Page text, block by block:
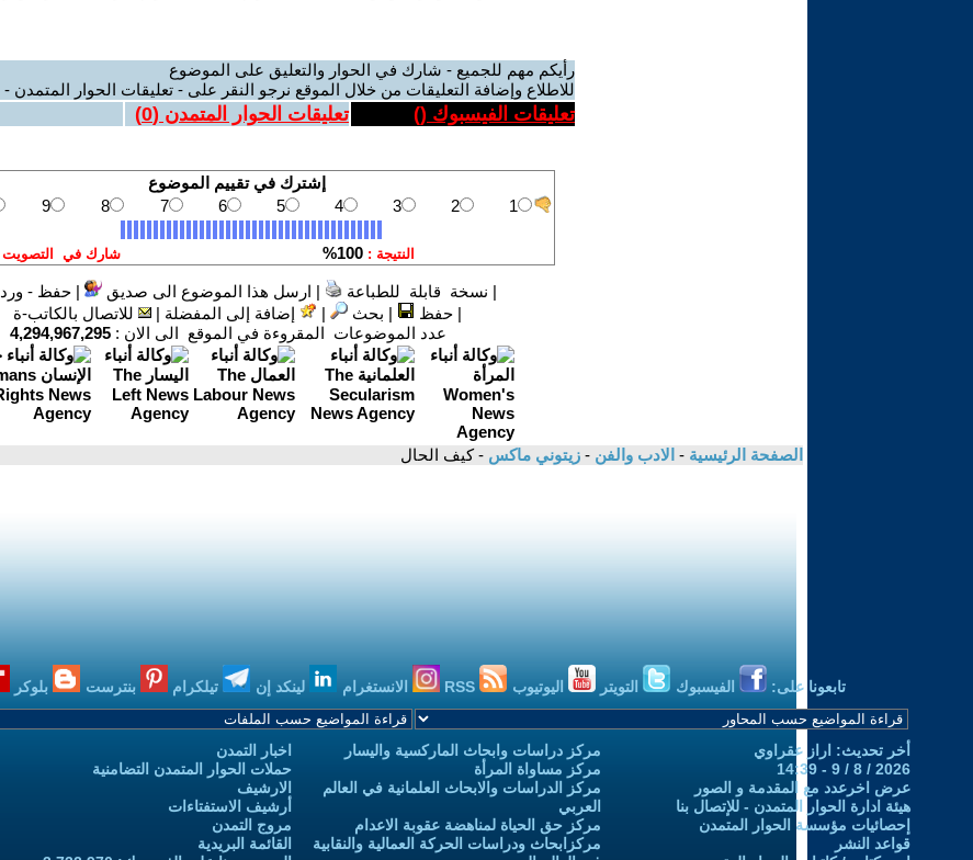
رأيكم مهم للجميع - شارك في الحوار والتعليق على الموضوع
للاطلاع وإضافة التعليقات من خلال الموقع نرجو النقر على - تعليقات الحوار المتمدن -
تعليقات الفيسبوك () تعليقات الحوار المتمدن (0
)
| نسخة قابلة للطباعة | ارسل هذا الموضوع الى صديق |حفظ - ورد
|حفظ | بحث | إضافة إلى المفضلة |
للاتصال بالكاتب-ة
عدد الموضوعات المقروءة في الموقع الى الان : 4,294,967,295
الصفحة الرئيسية - الادب والفن - زيتوني ماكس - كيف الحال
تابعونا على: الفيسبوك التويتر اليوتيوب الانستغرام لينكد إن تيلكرام بنترست بلوكر
أخر تحديث: اراز عقراوي
2026 / 8 / 9 - 14:39
عرض اخرعدد مع المقدمة و الصور
هيئة ادارة الحوار المتمدن - للإتصال بنا
إحصائيات مؤسسة الحوار المتمدن
قواعد النشر
مركز دراسات وابحاث الماركسية واليسار
مركز مساواة المرأة
مركز الدراسات والابحاث العلمانية في العالم
العربي
مركز حق الحياة لمناهضة عقوبة الاعدام
مركزابحاث ودراسات الحركة العمالية والنقابية
اخبار التمدن
حملات الحوار المتمدن التضامنية
الارشيف
أرشيف الاستفتاءات
مروج التمدن
القائمة البريدية